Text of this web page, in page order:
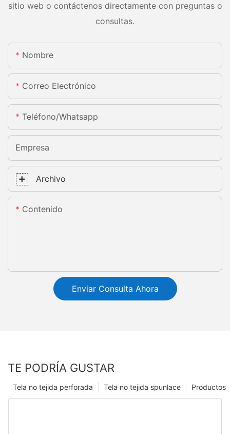
sitio web o contáctenos directamente con preguntas o
consultas.
Nombre
Correo Electrónico
Teléfono/whatsapp
Empresa
Archivo
Contenido
Enviar Consulta Ahora
TE PODRÍA GUSTAR
Productos
Tela no tejida spunlace
Tela no tejida perforada